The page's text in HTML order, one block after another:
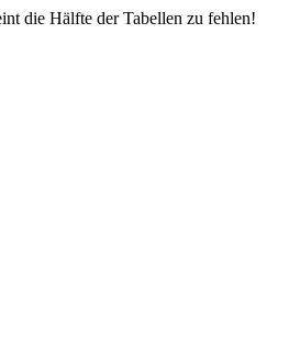
die Hälfte der Tabellen zu fehlen!